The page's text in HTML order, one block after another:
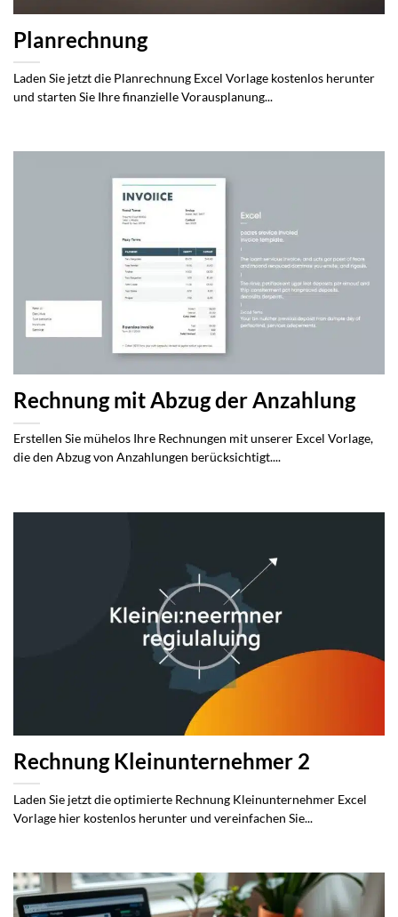
Planrechnung
Laden Sie jetzt die Planrechnung Excel Vorlage kostenlos herunter
und starten Sie Ihre finanzielle Vorausplanung...
Rechnung mit Abzug der Anzahlung
Erstellen Sie mühelos Ihre Rechnungen mit unserer Excel Vorlage,
die den Abzug von Anzahlungen berücksichtigt....
Rechnung Kleinunternehmer 2
Laden Sie jetzt die optimierte Rechnung Kleinunternehmer Excel
Vorlage hier kostenlos herunter und vereinfachen Sie...